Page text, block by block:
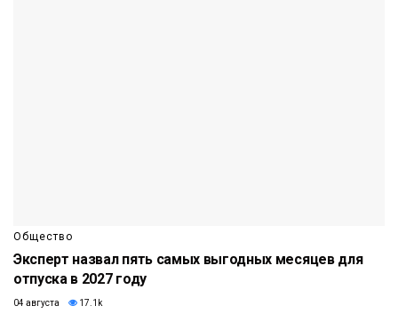
Общество
Эксперт назвал пять самых выгодных месяцев для
отпуска в 2027 году
04 августа 17.1k